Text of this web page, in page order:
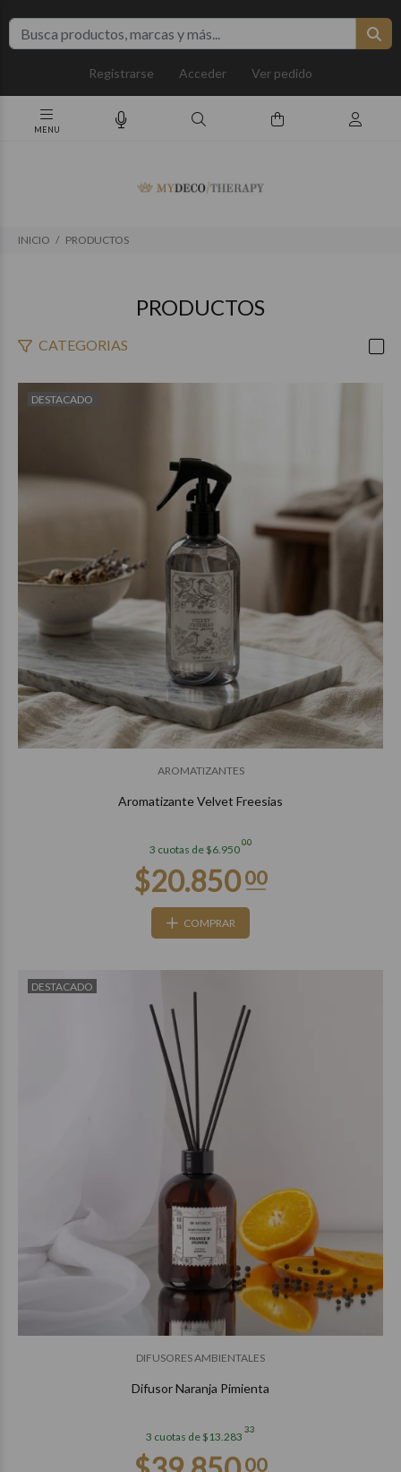
Registrarse Acceder Ver pedido
INICIO PRODUCTOS
PRODUCTOS
CATEGORIAS
DESTACADO
AROMATIZANTES
Aromatizante Velvet Freesias
3 cuotas de $6.950
00
COMPRAR
DESTACADO
DIFUSORES AMBIENTALES
Difusor Naranja Pimienta
3 cuotas de $13.283
33
$39.85000